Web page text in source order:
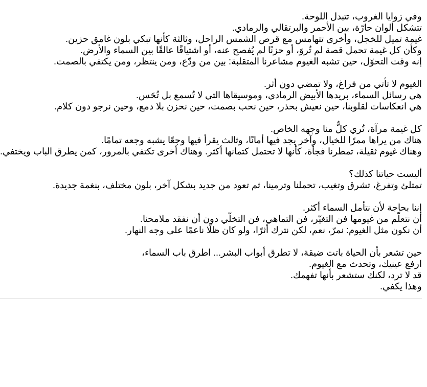
وفي زوايا الغروب، تتبدل اللوحة.
تتشكل ألوان حارّة، بين الأحمر والبرتقالي والرمادي.
غيمة تميل للخجل، وأخرى تتهامس مع قرص الشمس الراحل، وثالثة كأنها تبكي بلون غامق حزين.
وكأن كل غيمة تحمل قصة لم تُروَ، أو حزنًا لم يُفصح عنه، أو اشتياقًا عالقًا بين السماء والأرض.
إنه وقت التحوّل، حين تشبه الغيوم مشاعرنا المتقلبة: بين من ودّع، ومن ينتظر، ومن يكتفي بالصمت.
الغيوم لا تأتي من فراغ، ولا تمضي دون أثر.
هي رسائل السماء، بريدها الأبيض الرمادي، وموسيقاها التي لا تُسمع بل تُحَس.
هي انعكاسات لقلوبنا، حين نعيش بحذر، حين نحب بصمت، حين نحزن بلا دمع، وحين نرجو دون كلام.
كل غيمة مرآة، تُري كلٌّ منا وجهه الخاص.
هناك من يراها ممرًا للخيال، وآخر يجد فيها أمانًا، وثالث يقرأ فيها وجعًا يشبه وجعه تمامًا.
وهناك غيوم ثقيلة، تمطرنا فجأة، كأنها لا تحتمل كتمانها أكثر. وهناك أخرى تكتفي بالمرور، كمن يطرق الباب ويختفي.
أليست حياتنا كذلك؟
تمتلئ وتفرغ، تشرق وتغيب، تحملنا وترمينا، ثم تعود من جديد بشكل آخر، بلون مختلف، بنغمة جديدة.
إننا بحاجة لأن نتأمل السماء أكثر.
أن نتعلّم من غيومها فن التغيّر، فن التماهي، فن التخلّي دون أن نفقد ملامحنا.
أن نكون مثل الغيوم: نمرّ، نعم، لكن نترك أثرًا، ولو كان ظلًا ناعمًا على وجه النهار.
حين تشعر بأن الحياة باتت ضيقة، لا تطرق أبواب البشر... اطرق باب السماء،
ارفع عينيك، وتحدث مع الغيوم.
قد لا ترد، لكنك ستشعر بأنها تفهمك.
وهذا يكفي.